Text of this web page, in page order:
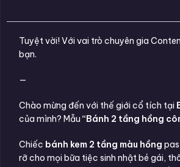
Tuyệt vời! Với vai trò chuyên gia
bạn.
—
Chào mừng đến với thế giới cổ tích tại
của mình? Mẫu “Bánh 2 tầng hồng
Chiếc bánh kem 2 tầng màu hồng
rỡ cho mọi bữa tiệc sinh nhật bé gái,